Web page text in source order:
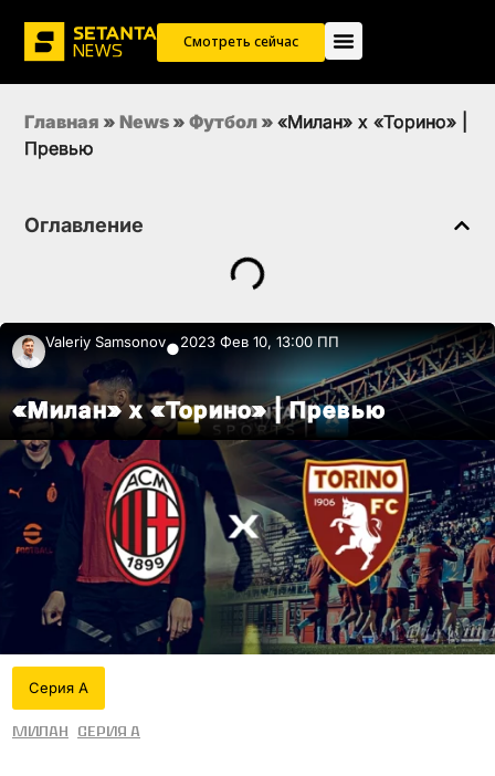
Смотреть сейчас
Главная » News » Футбол » «Милан» х «Торино» |
Превью
Оглавление
Valeriy Samsonov●2023 Фев 10, 13:00 ПП
«Милан» х «Торино» | Превью
Серия А
Милан Серия А